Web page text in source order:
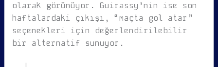
olarak görünüyor. Guirassy’nin ise son
haftalardaki çıkışı, “maçta gol atar”
seçenekleri için değerlendirilebilir
bir alternatif sunuyor.